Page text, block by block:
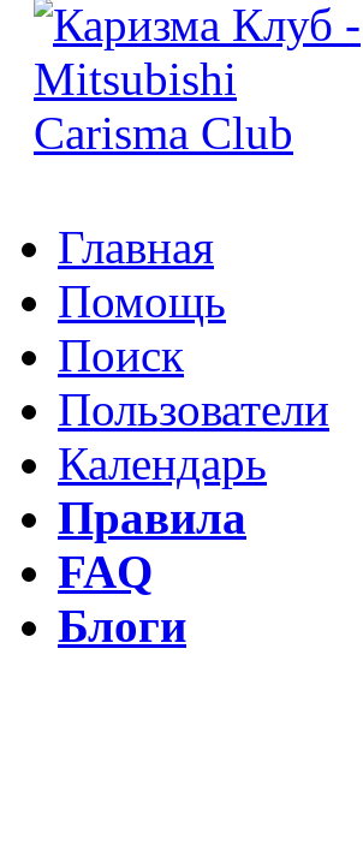
Главная
Помощь
Поиск
Пользователи
Календарь
Правила
FAQ
Блоги